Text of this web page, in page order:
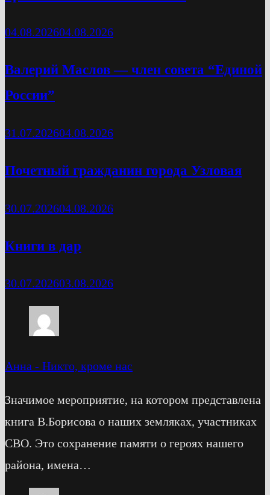
04.08.202604.08.2026
Валерий Маслов — член совета “Единой
России”
31.07.202604.08.2026
Почетный гражданин города Узловая
30.07.202604.08.2026
Книги в дар
30.07.202603.08.2026
Анна - Никто, кроме нас
Значимое мероприятие, на котором представлена
книга В.Борисова о наших земляках, участниках
СВО. Это сохранение памяти о героях нашего
района, имена…